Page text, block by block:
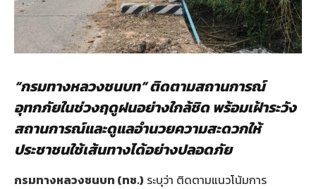
“กรมทางหลวงชนบท” ติดตามสถานการณ์
อุทกภัยในช่วงฤดูฝนอย่างใกล้ชิด พร้อมเฝ้าระวัง
สถานการณ์และดูแลอำนวยความสะดวกให้
ประชาชนใช้เส้นทางได้อย่างปลอดภัย
กรมทางหลวงชนบท (ทช.) ระบุว่า ติดตามแนวโน้มการ